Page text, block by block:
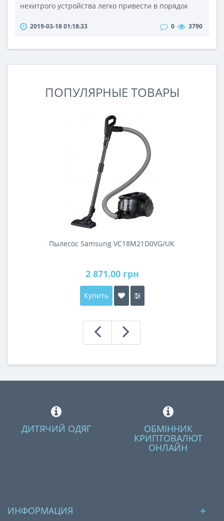
нехитрого устройства легко привести в порядок
будь то бухгалтерский отчёт, каталог продукции,
страниц.Переплет, в котором используется
2019-03-18 01:18:33 0 3790
ПОПУЛЯРНЫЕ ТОВАРЫ
Пылесос Samsung VC18M21D0VG/UK
2 871.00 грн
Купить
ДИТЯЧИЙ ОДЯГ ОБМІННИК
КРИПТОВАЛЮТ
ОНЛАЙН
ИНФОРМАЦИЯ